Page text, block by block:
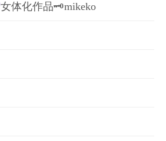
女体化作品🗝mikeko